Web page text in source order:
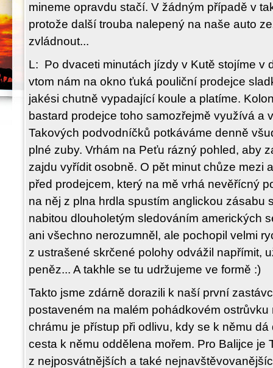
mineme opravdu stačí. V žádným případě v
protože další trouba nalepený na naše auto
zvládnout...
L: Po dvaceti minutách jízdy v Kutě stojíme v
vtom nám na okno ťuká pouliční prodejce
jakési chutně vypadající koule a platíme.
bastard prodejce toho samozřejmě využívá a
Takových podvodníčků potkáváme denně
plné zuby. Vrhám na Peťu rázný pohled, aby
zajdu vyřídit osobně. O pět minut chůze mezi
před prodejcem, který na mě vrhá nevěřícný
na něj z plna hrdla spustím anglickou zásabu
nabitou dlouholetým sledováním amerických
ani všechno nerozumněl, ale pochopil velmi
z ustrašené skrčené polohy odvážil napřímit,
peněz... A takhle se tu udržujeme ve formě :)
Takto jsme zdárně dorazili k naší první
postaveném na malém pohádkovém
chrámu je přístup při odlivu, kdy se k němu
cesta k němu oddělena mořem. Pro Balijce je
z nejposvátnějších a také